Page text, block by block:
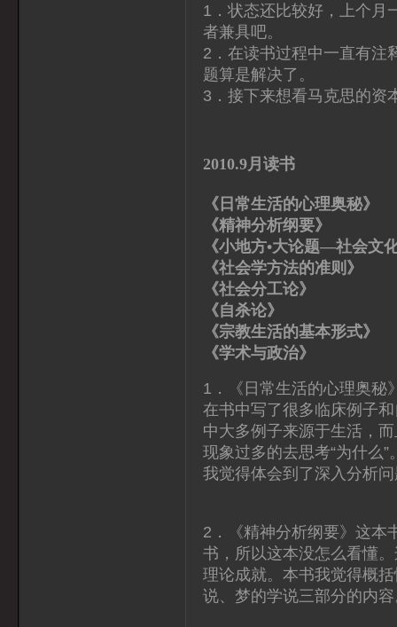
1．状态还比较好，上个月
者兼具吧。
2．在读书过程中一直有注
题算是解决了。
3．接下来想看马克思的资
2010.9月读书
《日常生活的心理奥
《精神分析纲要
《小地方•大论题—社会
《社会学方法的准
《社会分工论》
《自杀论》
《宗教生活的基本形
《学术与政治》
1．《日常生活的心理奥秘
在书中写了很多临床例子
中大多例子来源于生活，
现象过多的去思考“为什么
我觉得体会到了深入分析
2．《精神分析纲要》这本
书，所以这本没怎么看懂
理论成就。本书我觉得概
说、梦的学说三部分的内